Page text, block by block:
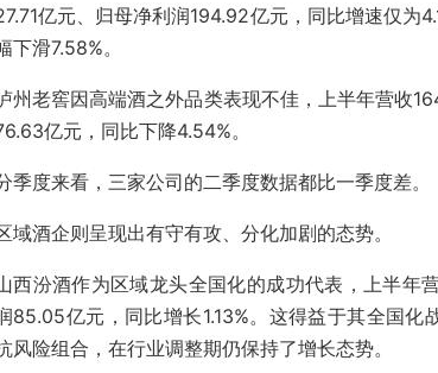
亿元、归母净利润194.92亿元，同比增速仅为
下滑7.58%。
州老窖因高端酒之外品类表现不佳，上半年营收
亿元，同比下降4.54%。
季度来看，三家公司的二季度数据都比一季度差。
域酒企则呈现出有守有攻、分化加剧的态势。
西汾酒作为区域龙头全国化的成功代表，上半年
85.05亿元，同比增长1.13%。这得益于其全国
风险组合，在行业调整期仍保持了增长态势。